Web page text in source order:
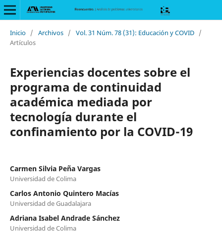
Inicio / Archivos / Vol. 31 Núm. 78 (31): Educación y COVID /
Artículos
Experiencias docentes sobre el
programa de continuidad
académica mediada por
tecnología durante el
confinamiento por la COVID-19
Carmen Silvia Peña Vargas
Universidad de Colima
Carlos Antonio Quintero Macías
Universidad de Guadalajara
Adriana Isabel Andrade Sánchez
Universidad de Colima